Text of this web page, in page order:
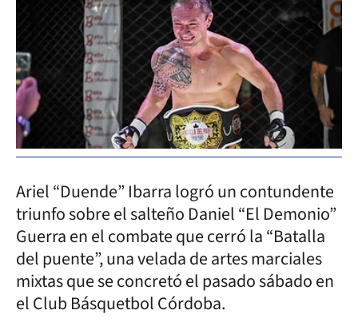
Ariel “Duende” Ibarra logró un contundente
triunfo sobre el salteño Daniel “El Demonio”
Guerra en el combate que cerró la “Batalla
del puente”, una velada de artes marciales
mixtas que se concretó el pasado sábado en
el Club Básquetbol Córdoba.